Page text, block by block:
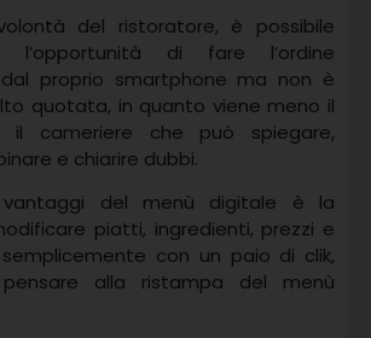
del ristoratore, è possibile
l’opportunità di fare l’ordine
proprio smartphone ma non è
quotata, in quanto viene meno il
cameriere che può spiegare,
e chiarire dubbi.
del menù digitale è la
piatti, ingredienti, prezzi e
con un paio di clik,
alla ristampa del menù